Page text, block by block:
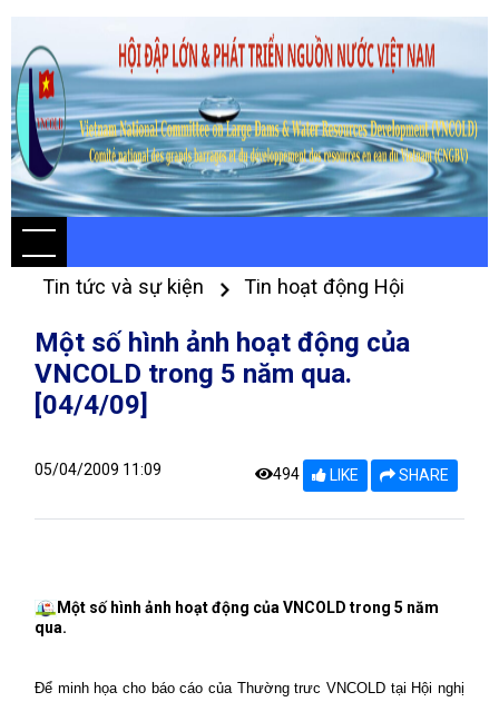
Tin tức và sự kiện Tin hoạt động Hội
Một số hình ảnh hoạt động của
VNCOLD trong 5 năm qua.
[04/4/09]
05/04/2009 11:09 494 LIKE SHARE
Một số hình ảnh hoạt động của VNCOLD trong 5 năm
qua.
Để minh họa cho báo cáo của Thường trưc VNCOLD tại Hội nghị